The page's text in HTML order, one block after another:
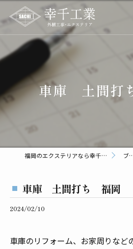
車庫 土間打
福岡のエクステリアなら幸千工業 ブログ
車庫 土間打ち 福岡
2024/02/10
車庫のリフォーム、お家周りなど